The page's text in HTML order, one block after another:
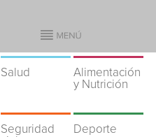
Salud
Alimentación
y Nutrición
Seguridad
Deporte